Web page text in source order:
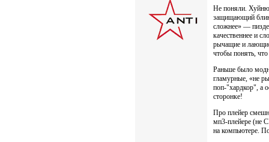
Не поняли. Хуйню
защищающий
сложнее» —
качественнее и
рычащие и
чтобы понять, что
Раньше было
гламурные, «не
поп-"хардкор", а
сторонке!
Про плейер
мп3-плейере (не
на компьютере.